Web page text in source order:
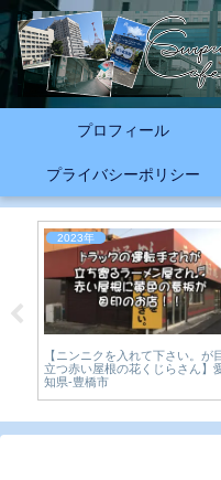
プロフィール
プライバシーポリシー
2023年
【ニンニクを入れて下さい。が目
立つ赤い屋根の花くじらさん】
知県-豊橋市